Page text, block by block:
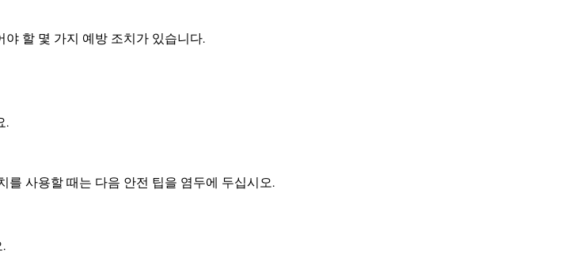
할 몇 가지 예방 조치가 있습니다.
.
를 사용할 때는 다음 안전 팁을 염두에 두십시오.